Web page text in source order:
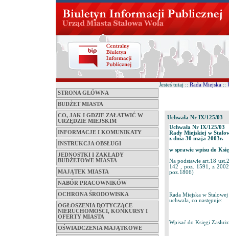
STRONA GŁÓWNA
BUDŻET MIASTA
CO, JAK I GDZIE ZAŁATWIĆ W
URZĘDZIE MIEJSKIM
INFORMACJE I KOMUNIKATY
INSTRUKCJA OBSŁUGI
JEDNOSTKI I ZAKŁADY
BUDŻETOWE MIASTA
MAJĄTEK MIASTA
NABÓR PRACOWNIKÓW
OCHRONA ŚRODOWISKA
OGŁOSZENIA DOTYCZĄCE
NIERUCHOMOŚCI, KONKURSY I
OFERTY MIASTA
OŚWIADCZENIA MAJĄTKOWE
Jesteś tutaj :: Rada Miejska ::
Uchwała Nr IX/125/03
Uchwała Nr IX/125/03
Rady Miejskiej w
z dnia 30 maja 2003r.
w sprawie wpisu do
Na podstawie art.18
142 , poz. 1591, z
poz.1806)
Rada Miejska w
uchwala, co następuje:
Wpisać do Księgi